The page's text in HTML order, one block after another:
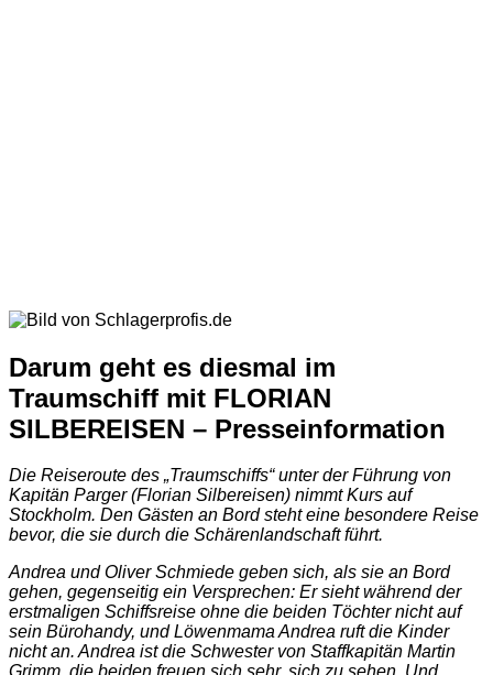
Darum geht es diesmal im
Traumschiff mit FLORIAN
SILBEREISEN – Presseinformation
Die Reiseroute des „Traumschiffs“ unter der Führung von
Kapitän Parger (Florian Silbereisen) nimmt Kurs auf
Stockholm. Den Gästen an Bord steht eine besondere Reise
bevor, die sie durch die Schärenlandschaft führt.
Andrea und Oliver Schmiede geben sich, als sie an Bord
gehen, gegenseitig ein Versprechen: Er sieht während der
erstmaligen Schiffsreise ohne die beiden Töchter nicht auf
sein Bürohandy, und Löwenmama Andrea ruft die Kinder
nicht an. Andrea ist die Schwester von Staffkapitän Martin